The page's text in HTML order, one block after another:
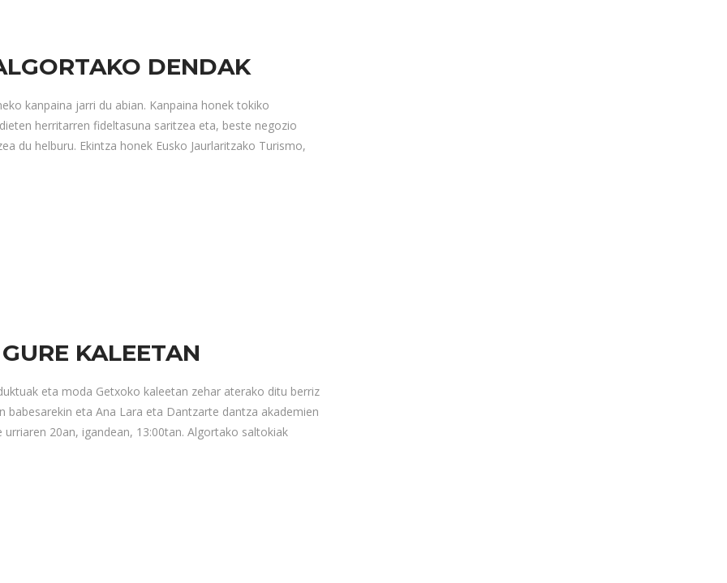
DENDAK
kanpaina jarri du abian. Kanpaina honek tokiko
herritarren fideltasuna saritzea eta, beste negozio
du helburu. Ekintza honek Eusko Jaurlaritzako Turismo,
KALEETAN
eta moda Getxoko kaleetan zehar aterako ditu berriz
babesarekin eta Ana Lara eta Dantzarte dantza akademien
20an, igandean, 13:00tan. Algortako saltokiak